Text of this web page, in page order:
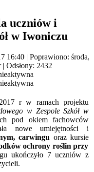
uczniów i
w Iwoniczu
16:40 | Poprawiono: środa,
| Odsłony: 2432
r w ramach projektu
w Zespole Szkół w
pod okiem fachowców
nowe umiejętności i
carwingu oraz kursie
ochrony roślin przy
ukończyło 7 uczniów z